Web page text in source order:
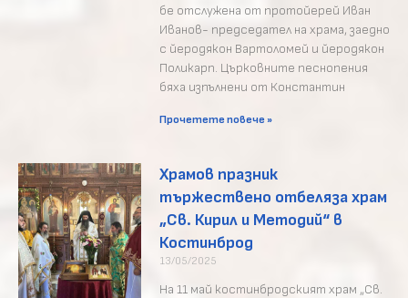
бе отслужена от протойерей Иван
Иванов- председател на храма, заедно
с йеродякон Вартоломей и йеродякон
Поликарп. Църковните песнопения
бяха изпълнени от Константин
Прочетете повече »
Храмов празник
тържествено отбеляза храм
„Св. Кирил и Методий“ в
Костинброд
13/05/2025
На 11 май костинбродският храм „Св.